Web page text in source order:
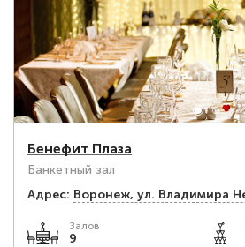
Бенефит Плаза
Банкетный зал
Адрес: Воронеж, ул. Владимира
Залов
9